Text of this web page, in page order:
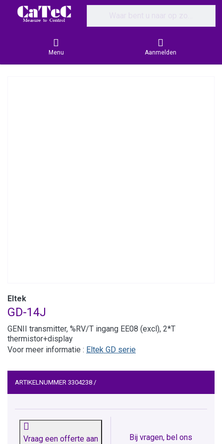
Menu Aanmelden
Eltek
GD-14J
GENII transmitter, %RV/T ingang EE08 (excl), 2*T
thermistor+display
Voor meer informatie : Eltek GD serie
ARTIKELNUMMER 3304238 /
Vraag een offerte aan Bij vragen, bel ons